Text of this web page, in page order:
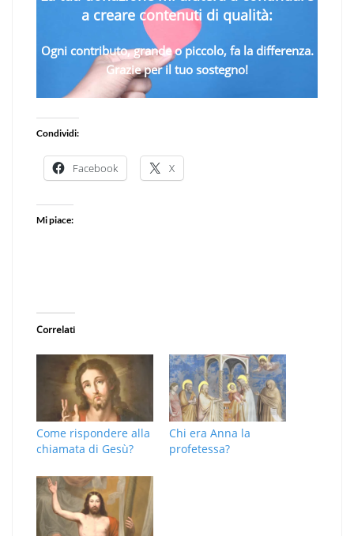
a creare contenuti di qualità:
Ogni contributo, grande o piccolo, fa la differenza.
Grazie per il tuo sostegno!
Condividi:
Facebook X
Mi piace:
Correlati
Come rispondere alla
chiamata di Gesù?
Chi era Anna la
profetessa?